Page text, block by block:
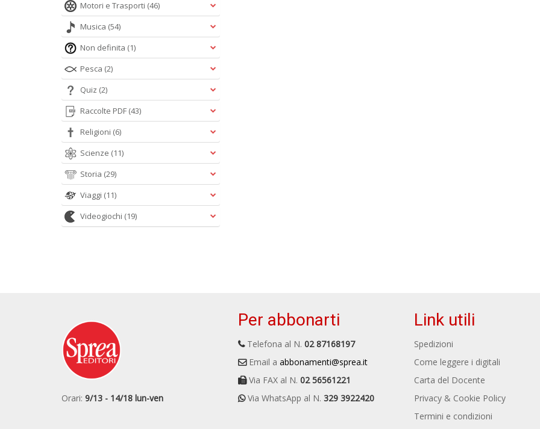
Motori e Trasporti (46)
Musica (54)
Non definita (1)
Pesca (2)
Quiz (2)
Raccolte PDF (43)
Religioni (6)
Scienze (11)
Storia (29)
Viaggi (11)
Videogiochi (19)
Orari: 9/13 - 14/18 lun-ven
Per abbonarti
Telefona al N. 02 87168197
Email a abbonamenti@sprea.it
Via FAX al N. 02 56561221
Via WhatsApp al N. 329 3922420
Link utili
Spedizioni
Come leggere i digitali
Carta del Docente
Privacy & Cookie Policy
Termini e condizioni